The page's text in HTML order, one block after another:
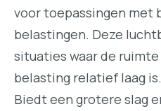
voor toepassingen met
belastingen. Deze
situaties waar de
belasting relatief laag is.
Biedt een grotere slag